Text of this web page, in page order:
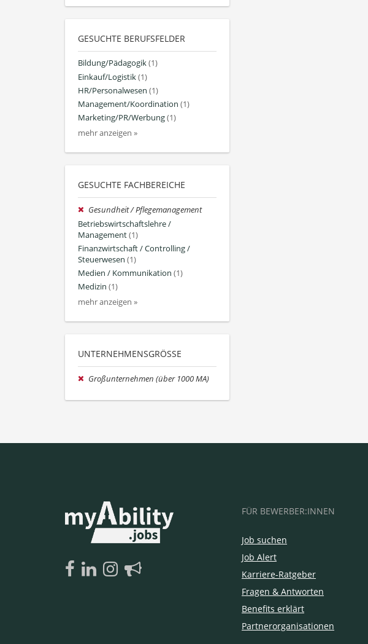
GESUCHTE BERUFSFELDER
Bildung/Pädagogik(1)
Einkauf/Logistik(1)
HR/Personalwesen (1)
Management/Koordination (1)
Marketing/PR/Werbung(1)
mehr anzeigen »
GESUCHTE FACHBEREICHE
Gesundheit / Pflegemanagement
Betriebswirtschaftslehre /
Management(1)
Finanzwirtschaft / Controlling /
Steuerwesen (1)
Medien / Kommunikation (1)
Medizin (1)
mehr anzeigen »
UNTERNEHMENSGRÖSSE
Großunternehmen (über 1000 MA)
FÜR BEWERBER:INNEN
Job suchen
Job Alert
Karriere-Ratgeber
Fragen & Antworten
Benefits erklärt
Partnerorganisationen